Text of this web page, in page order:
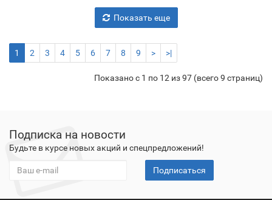
Показать еще
1 2 3 4 5 6 7 8 9 > >|
Показано с 1 по 12 из 97 (всего 9 страниц)
Подписка на новости
Будьте в курсе новых акций и спецпредложений!
Подписаться